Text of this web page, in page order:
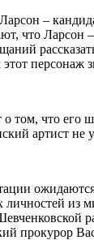
–
что Ларсон
персонаж
о том, что его
артист не
личностей из
прокурор